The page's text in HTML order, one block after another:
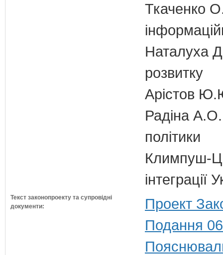
Ткаченко
Наталуха
розвитку
Арістов
Радіна А.О.
політики
Климпуш-
Текст законопроекту та супровідні
документи:
Проект
Подання